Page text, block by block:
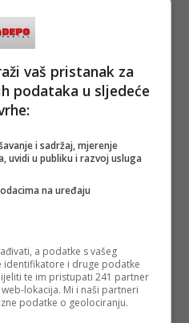
vaš pristanak za
podataka u sljedeće
i sadržaj, mjerenje
uvidi u publiku i razvoj usluga
na uređaju
a podatke s vašeg
identifikatore i druge podatke
te im pristupati 241 partner
lokacija. Mi i naši partneri
podatke o geolociranju.